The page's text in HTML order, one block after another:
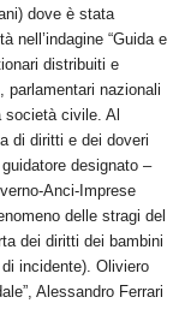
dove è stata
nell’indagine “Guida e
distribuiti e
parlamentari nazionali
civile. Al
di diritti e dei doveri
designato –
Anci-Imprese
delle stragi del
dei diritti dei bambini
incidente). Oliviero
Alessandro Ferrari